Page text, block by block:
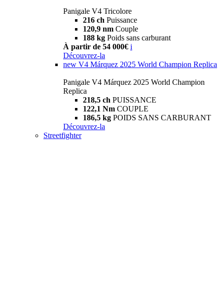
Panigale V4 Tricolore
216 ch Puissance
120,9 nm Couple
188 kg Poids sans carburant
À partir de 54 000€ i
Découvrez-la
new V4 Márquez 2025 World Champion Replica
Panigale V4 Márquez 2025 World Champion
Replica
218,5 ch PUISSANCE
122,1 Nm COUPLE
186,5 kg POIDS SANS CARBURANT
Découvrez-la
Streetfighter